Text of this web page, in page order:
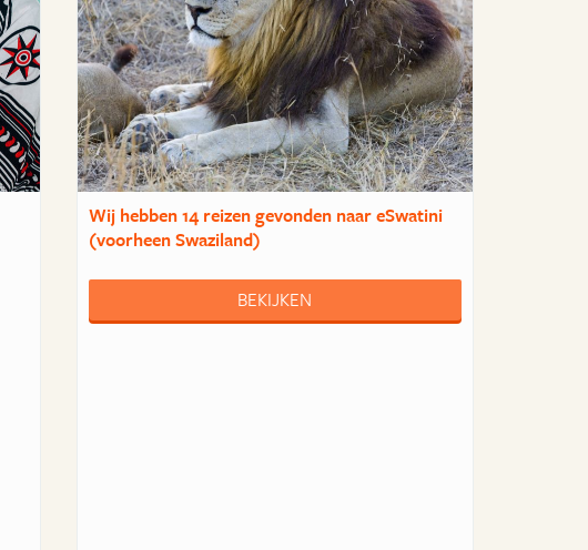
Wij hebben14 reizengevonden naar eSwatini
(voorheen Swaziland)
BEKIJKEN